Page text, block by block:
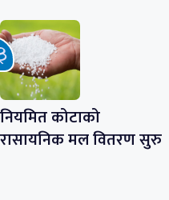
नियमित कोटाको
रासायनिक मल वितरण सुरु